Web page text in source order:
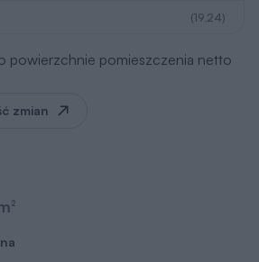
(19,24)
powierzchnie pomieszczenia netto
zmian
2